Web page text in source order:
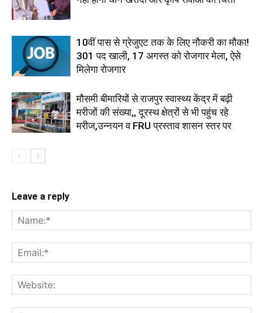
10वीं पास से ग्रेजुएट तक के लिए नौकरी का मौका!
301 पद खाली, 17 अगस्त को रोजगार मेला, ऐसे
मिलेगा रोजगार
मौसमी बीमारियों से राजपुर स्वास्थ्य केंद्र में बढ़ी
मरीजों की संख्या,, दूरस्थ क्षेत्रों से भी पहुंच रहे
मरीज,उन्नयन व FRU प्रस्ताव शासन स्तर पर
Leave a reply